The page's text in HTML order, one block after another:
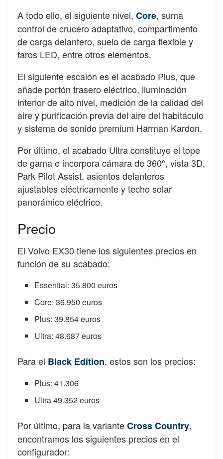
A todo ello, el siguiente nivel, Core, suma
control de crucero adaptativo, compartimento
de carga delantero, suelo de carga flexible y
faros LED, entre otros elementos.
El siguiente escalón es el acabado Plus, que
añade portón trasero eléctrico, iluminación
interior de alto nivel, medición de la calidad del
aire y purificación previa del aire del habitáculo
y sistema de sonido premium Harman Kardon.
Por último, el acabado Ultra constituye el tope
de gama e incorpora cámara de 360º, vista 3D,
Park Pilot Assist, asientos delanteros
ajustables eléctricamente y techo solar
panorámico eléctrico.
Precio
El Volvo EX30 tiene los siguientes precios en
función de su acabado:
Essential: 35.800 euros
Core: 36.950 euros
Plus: 39.854 euros
Ultra: 48.687 euros
Para el Black Edition, estos son los precios:
Plus: 41.306
Ultra 49.352 euros
Por último, para la varianteCross Country,
encontramos los siguientes precios en el
configurador: